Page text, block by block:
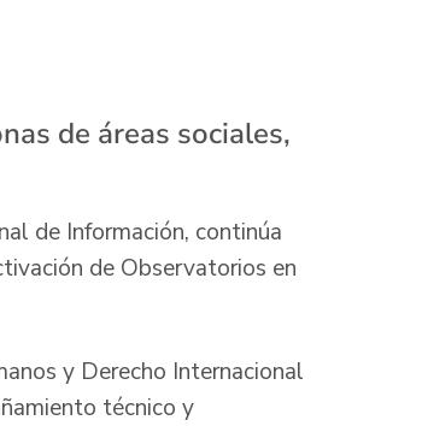
de áreas sociales,
de Información, continúa
de Observatorios en
y Derecho Internacional
técnico y